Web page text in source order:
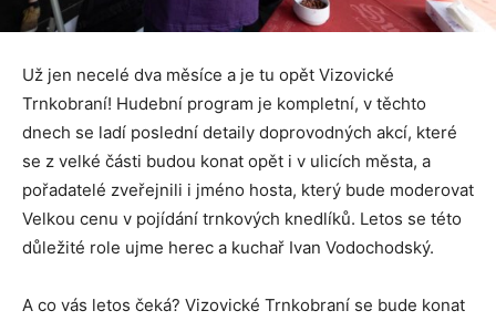
Už jen necelé dva měsíce a je tu opět Vizovické
Trnkobraní! Hudební program je kompletní, v těchto
dnech se ladí poslední detaily doprovodných akcí, které
se z velké části budou konat opět i v ulicích města, a
pořadatelé zveřejnili i jméno hosta, který bude moderovat
Velkou cenu v pojídání trnkových knedlíků. Letos se této
důležité role ujme herec a kuchař Ivan Vodochodský.
A co vás letos čeká? Vizovické Trnkobraní se bude konat